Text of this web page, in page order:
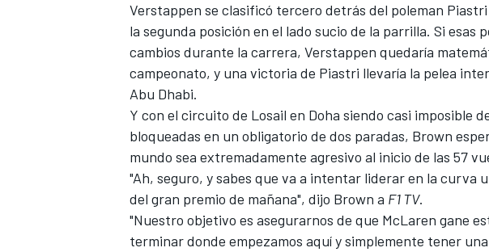
Verstappen se clasificó tercero detrás del poleman
la segunda posición en el lado sucio de la parrilla. Si esas
cambios durante la carrera, Verstappen quedaría
campeonato, y una victoria de Piastri llevaría la pelea
Abu Dhabi.
Y con el circuito de Losail en Doha siendo casi imposible
bloqueadas en un obligatorio de dos paradas, Brown
mundo sea extremadamente agresivo al inicio de las 57
"Ah, seguro, y sabes que va a intentar liderar en la curva
del gran premio de mañana", dijo Brown a F1 TV.
"Nuestro objetivo es asegurarnos de que McLaren gane
terminar donde empezamos aquí y simplemente tener